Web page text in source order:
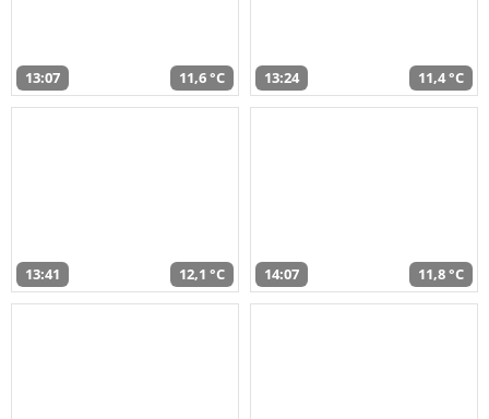
13:07 11,6 °C 13:24 11,4 °C
13:41 12,1 °C 14:07 11,8 °C